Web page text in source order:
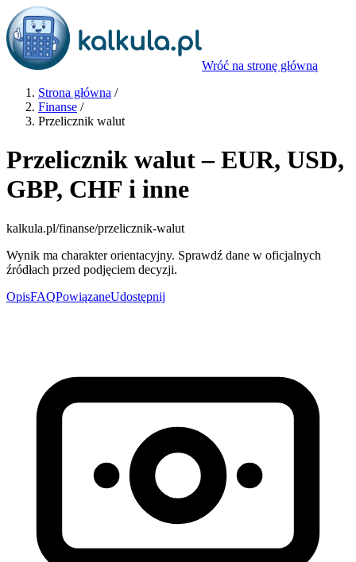
Wróć na stronę główną
Strona główna /
Finanse /
Przelicznik walut
Przelicznik walut – EUR, USD,
GBP, CHF i inne
kalkula.pl/finanse/przelicznik-walut
Wynik ma charakter orientacyjny. Sprawdź dane w oficjalnych
źródłach przed podjęciem decyzji.
OpisFAQPowiązaneUdostępnij